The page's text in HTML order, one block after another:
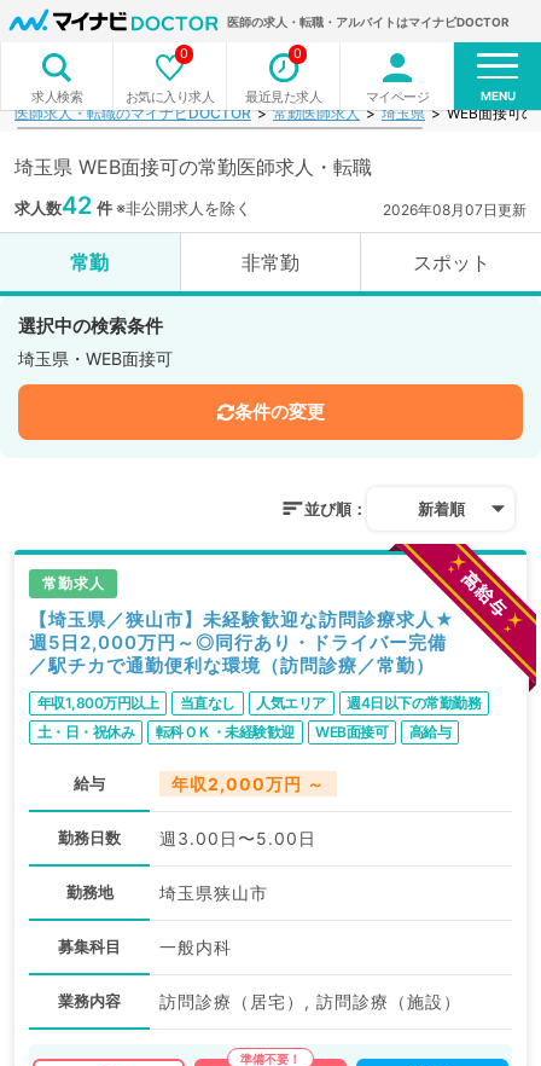
医師の求人・転職・アルバイトはマイナビDOCTOR
求人検索 お気に入り求人
0
最近見た求人
0
マイページ MENU
医師求人・転職のマイナビDOCTOR 常勤医師求人 埼玉県 WEB面接可
埼玉県 WEB面接可の常勤医師求人・転職
求人数42 件※非公開求人を除く 2026年08月07日更新
常勤 非常勤 スポット
選択中の検索条件
埼玉県・WEB面接可
条件の変更
並び順： 新着順
常勤求人
【埼玉県／狭山市】未経験歓迎な訪問診療求人★
週5日2,000万円～◎同行あり・ドライバー完備
／駅チカで通勤便利な環境（訪問診療／常勤）
年収1,800万円以上 当直なし 人気エリア
週4日以下の常勤勤務
土・日・祝休み
転科ＯＫ・未経験歓迎 WEB面接可 高給与
給与 年収2,000万円 ～
勤務日数 週3.00日〜5.00日
勤務地 埼玉県狭山市
募集科目 一般内科
業務内容 訪問診療（居宅）, 訪問診療（施設）